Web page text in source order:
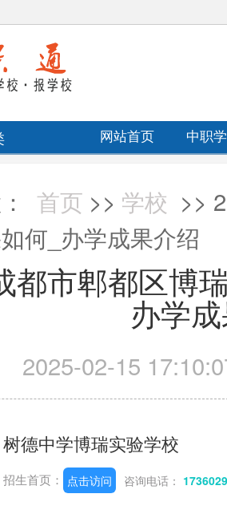
网站首页 中职
首页 >> 学校 >>
何_办学成果介绍
都市郫都区博
办学
2025-02-15
树德中学博瑞实验学校
招生首页： 点击访问 咨询电话：